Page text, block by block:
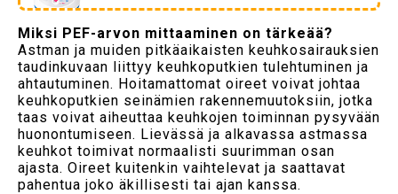
Miksi PEF-arvon mittaaminen on tärkeää?
Astman ja muiden pitkäaikaisten keuhkosairauksien
taudinkuvaan liittyy keuhkoputkien tulehtuminen ja
ahtautuminen. Hoitamattomat oireet voivat johtaa
keuhkoputkien seinämien rakennemuutoksiin, jotka
taas voivat aiheuttaa keuhkojen toiminnan pysyvään
huonontumiseen. Lievässä ja alkavassa astmassa
keuhkot toimivat normaalisti suurimman osan
ajasta. Oireet kuitenkin vaihtelevat ja saattavat
pahentua joko äkillisesti tai ajan kanssa.